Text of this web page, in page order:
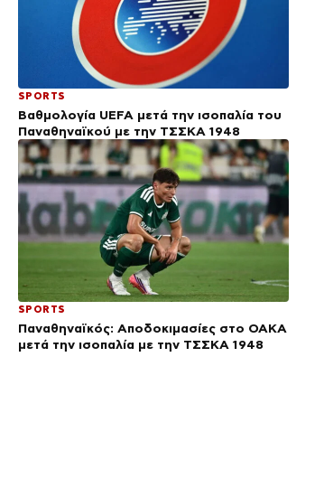
SPORTS
Βαθμολογία UEFA μετά την ισοπαλία του
Παναθηναϊκού με την ΤΣΣΚΑ 1948
SPORTS
Παναθηναϊκός: Αποδοκιμασίες στο ΟΑΚΑ
μετά την ισοπαλία με την ΤΣΣΚΑ 1948